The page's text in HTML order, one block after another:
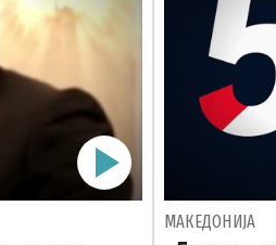
МАКЕДОНИЈА